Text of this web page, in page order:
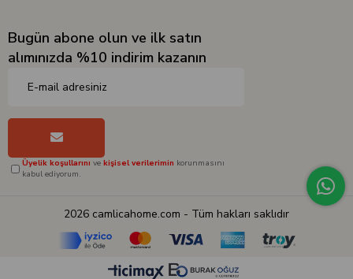
Bugün abone olun ve ilk satın
alımınızda %10 indirim kazanın
Üyelik koşullarını ve kişisel verilerimin korunmasını
kabul ediyorum.
2026 camlicahome.com - Tüm hakları saklıdır